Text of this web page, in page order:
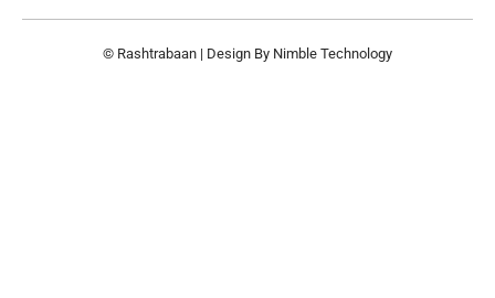
© Rashtrabaan | Design By Nimble Technology